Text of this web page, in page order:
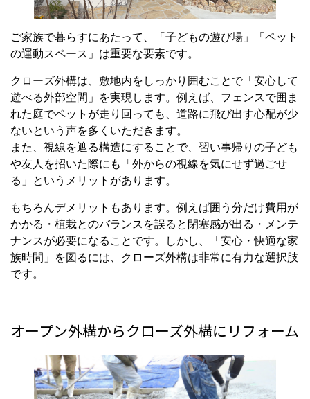
クローズ外構は、敷地内をしっかり囲むことで「安心して
遊べる外部空間」を実現します。例えば、フェンスで囲ま
れた庭でペットが走り回っても、道路に飛び出す心配が少
また、視線を遮る構造にすることで、習い事帰りの子ども
や友人を招いた際にも「外からの視線を気にせず過ごせ
る」というメリットがあります。
もちろんデメリットもあります。例えば囲う分だけ費用が
かかる・植栽とのバランスを誤ると閉塞感が出る・メンテ
ナンスが必要になることです。しかし、「安心・快適な家
です。
オープン外構からクローズ外構にリフォーム